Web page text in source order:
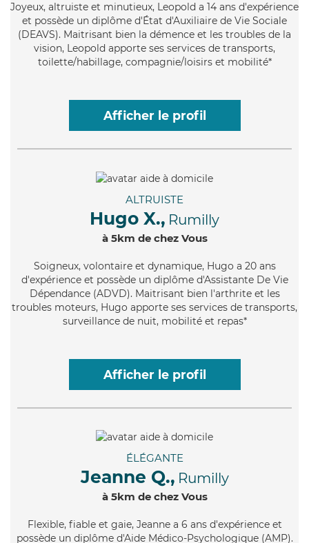
Joyeux, altruiste et minutieux, Leopold a 14 ans d'expérience
et possède un diplôme d'État d'Auxiliaire de Vie Sociale
(DEAVS). Maitrisant bien la démence et les troubles de la
vision, Leopold apporte ses services de transports,
toilette/habillage, compagnie/loisirs et mobilité*
Afficher le profil
ALTRUISTE
Hugo X., Rumilly
à 5km de chez Vous
Soigneux, volontaire et dynamique, Hugo a 20 ans
d'expérience et possède un diplôme d'Assistante De Vie
Dépendance (ADVD). Maitrisant bien l'arthrite et les
troubles moteurs, Hugo apporte ses services de transports,
surveillance de nuit, mobilité et repas*
Afficher le profil
ÉLÉGANTE
Jeanne Q., Rumilly
à 5km de chez Vous
Flexible, fiable et gaie, Jeanne a 6 ans d'expérience et
possède un diplôme d'Aide Médico-Psychologique (AMP).